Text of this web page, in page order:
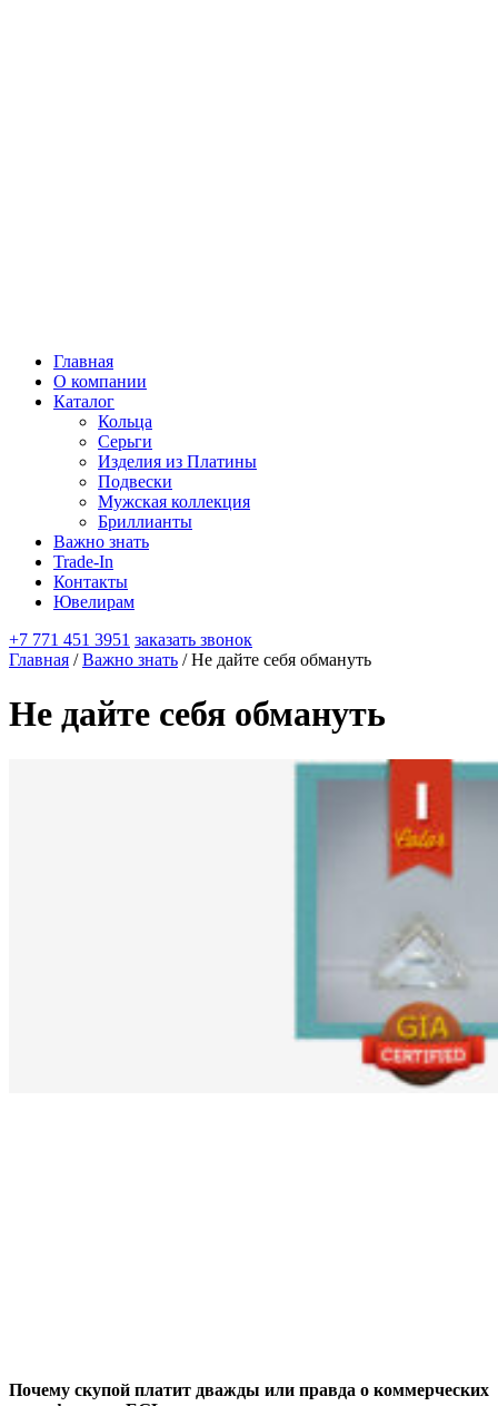
Главная
О компании
Каталог
Кольца
Серьги
Изделия из Платины
Подвески
Мужская коллекция
Бриллианты
Важно знать
Trade-In
Контакты
Ювелирам
+7 771 451 3951 заказать звонок
Главная /Важно знать / Не дайте себя обмануть
Не дайте себя обмануть
Почему скупой платит дважды или правда о коммерческих